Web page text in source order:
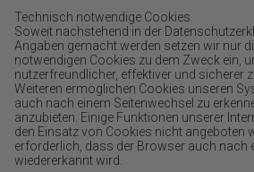
Technisch notwendige Cookies
Soweit nachstehend in der
Angaben gemacht werden setzen wir nur
notwendigen Cookies zu dem Zweck ein,
nutzerfreundlicher, effektiver und sicherer
Weiteren ermöglichen Cookies unseren
auch nach einem Seitenwechsel zu
anzubieten. Einige Funktionen unserer
den Einsatz von Cookies nicht angeboten
erforderlich, dass der Browser auch nach
wiedererkannt wird.